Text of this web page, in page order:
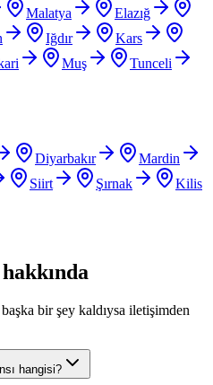
Malatya
Elazığ
Iğdır
Kars
Muş Tunceli
Diyarbakır
Mardin
Siirt Şırnak Kilis
bir şey kaldıysa iletişimden
hangisi?